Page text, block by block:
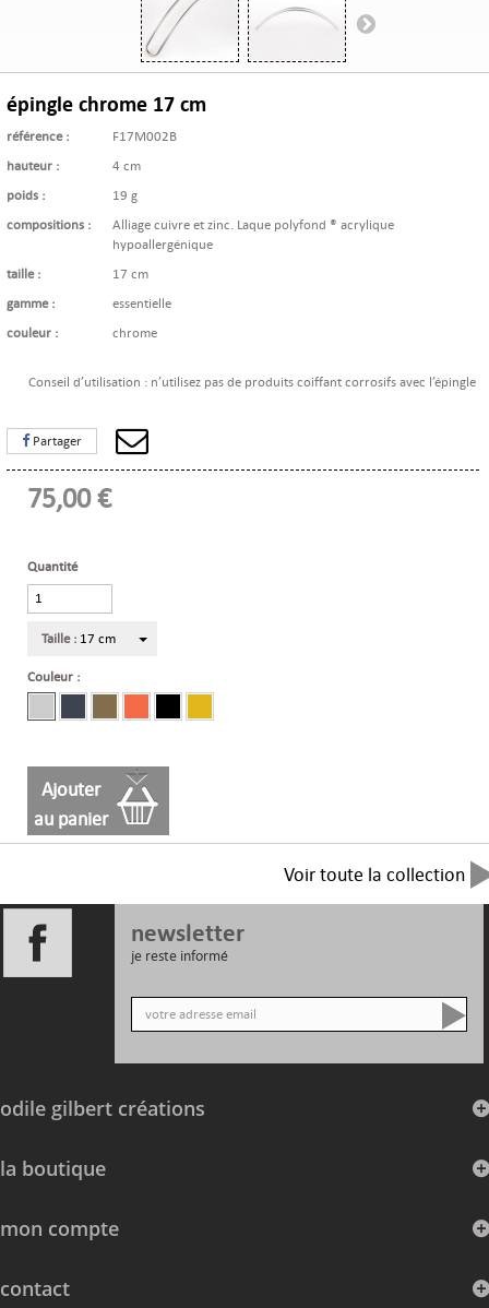
épingle chrome 17 cm
référence :
F17M002B
hauteur :
4 cm
poids :
19 g
compositions :
Alliage cuivre et zinc. Laque polyfond ® acrylique
hypoallergénique
taille :
17 cm
gamme :
essentielle
couleur :
chrome
Conseil d’utilisation : n’utilisez pas de produits coiffant corrosifs avec l’épingle
Partager
75,00 €
Quantité
Taille : 17 cm
Couleur :
Ajouter
au panier
Voir toute la collection
newsletter
je reste informé
odile gilbert créations
la boutique
mon compte
contact